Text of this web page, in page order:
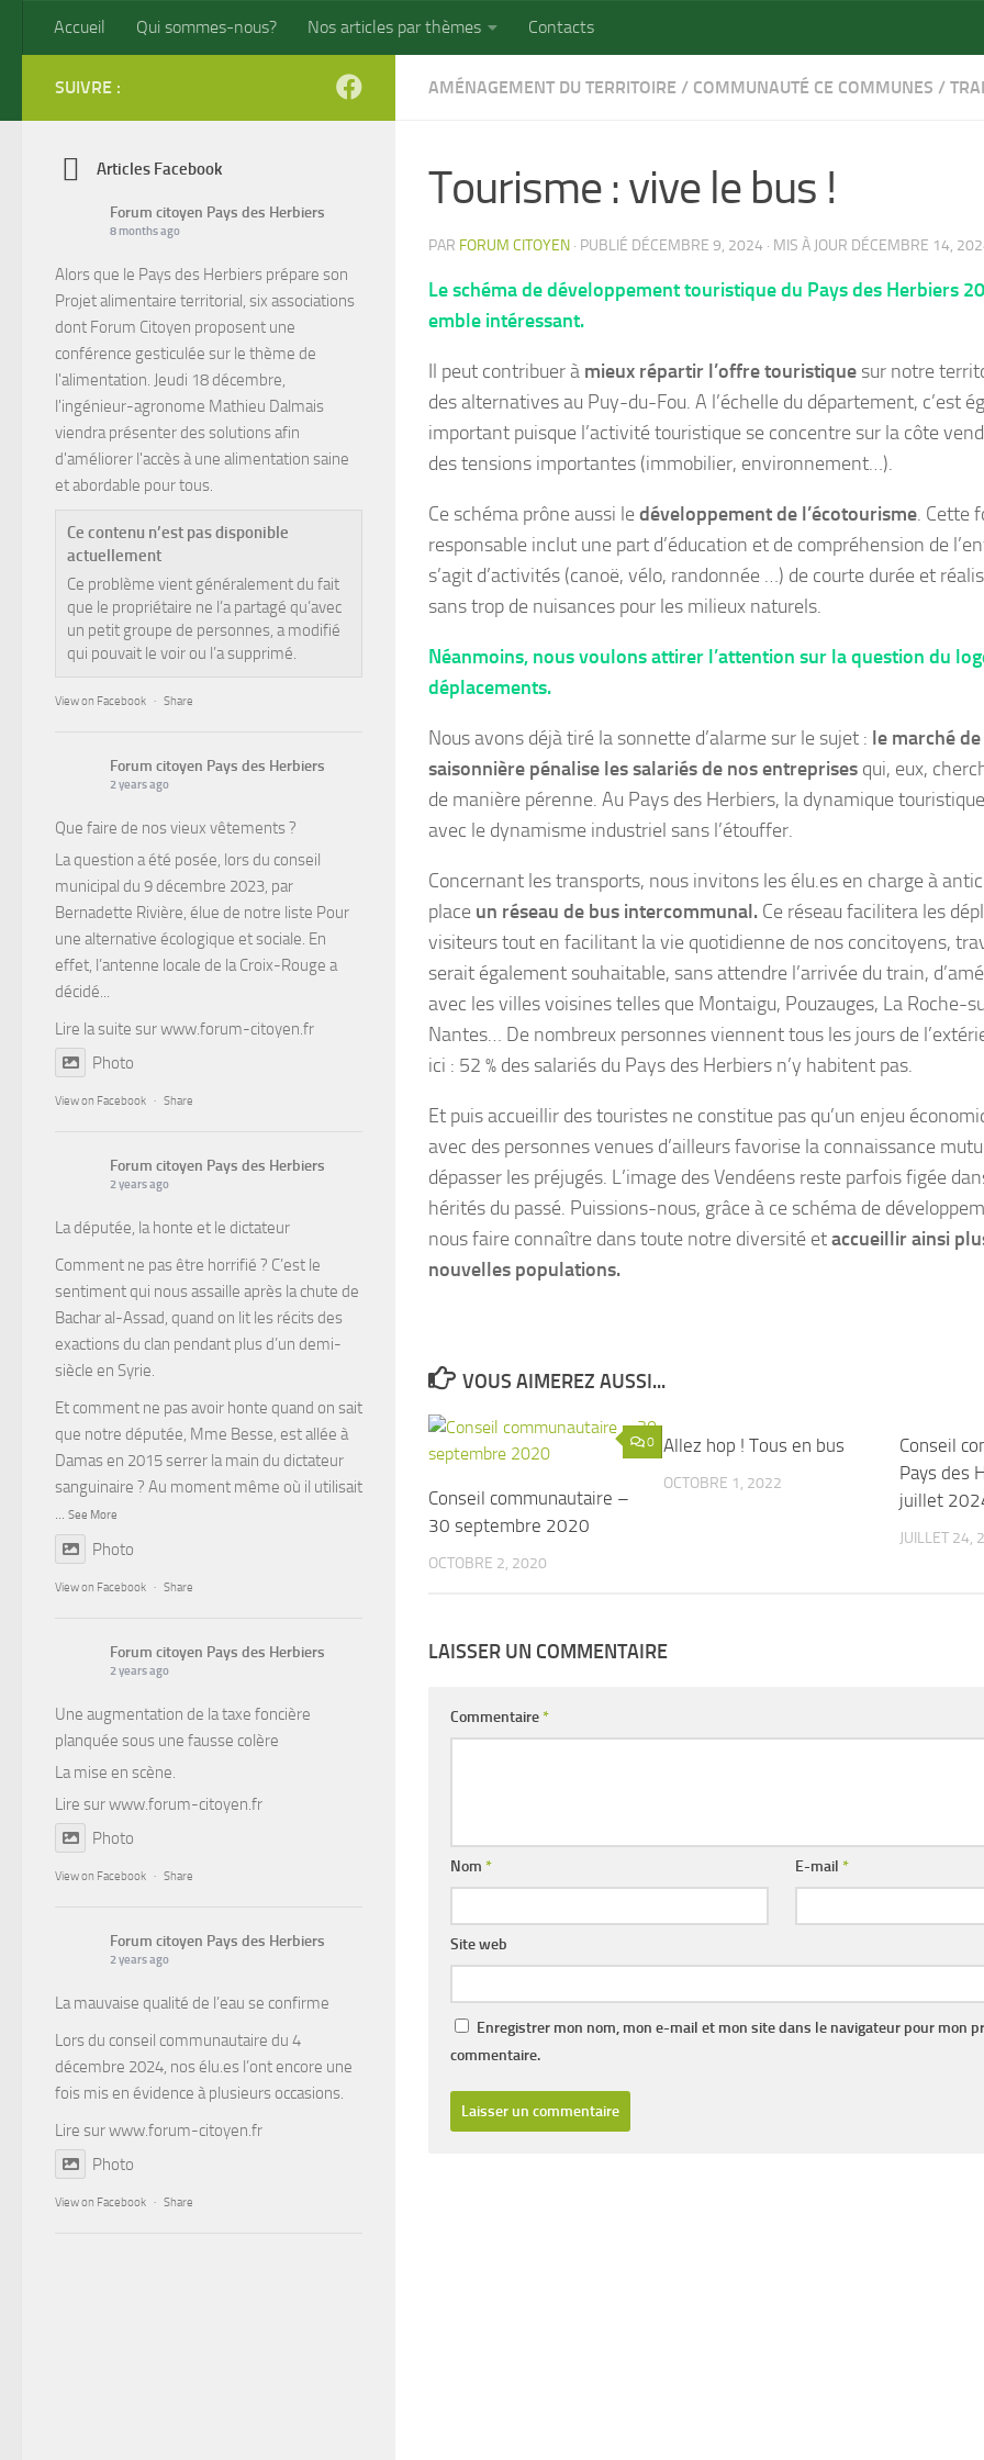
Skip to content
Accueil Qui sommes-nous? Nos articles par thèmes Contacts
AMÉNAGEMENT DU TERRITOIRE / COMMUNAUTÉ CE COMMUNES /
Tourisme : vive le bus !
PAR FORUM CITOYEN · PUBLIÉ DÉCEMBRE 9, 2024 · MIS À JOUR DÉCEMBRE 14,
Le schéma de développement touristique du Pays des Herbiers
emble intéressant.
Il peut contribuer à mieux répartir l’offre touristique sur notre
des alternatives au Puy-du-Fou. A l’échelle du département, c’est
important puisque l’activité touristique se concentre sur la côte
des tensions importantes (immobilier, environnement…).
Ce schéma prône aussi ledéveloppement de l’écotourisme. Cette
responsable inclut une part d’éducation et de compréhension de
s’agit d’activités (canoë, vélo, randonnée …) de courte durée et
sans trop de nuisances pour les milieux naturels.
Néanmoins, nous voulons attirer l’attention sur la question du
déplacements.
Nous avons déjà tiré la sonnette d’alarme sur le sujet : le marché
saisonnière pénalise les salariés de nos entreprises qui, eux,
de manière pérenne. Au Pays des Herbiers, la dynamique
avec le dynamisme industriel sans l’étouffer.
Concernant les transports, nous invitons les élu.es en charge à
place un réseau de bus intercommunal. Ce réseau facilitera les
visiteurs tout en facilitant la vie quotidienne de nos concitoyens,
serait également souhaitable, sans attendre l’arrivée du train,
avec les villes voisines telles que Montaigu, Pouzauges, La Roche-
Nantes… De nombreux personnes viennent tous les jours de
ici : 52 % des salariés du Pays des Herbiers n’y habitent pas.
Et puis accueillir des touristes ne constitue pas qu’un enjeu
avec des personnes venues d’ailleurs favorise la connaissance
dépasser les préjugés. L’image des Vendéens reste parfois figée
hérités du passé. Puissions-nous, grâce à ce schéma de
nous faire connaître dans toute notre diversité etaccueillir ainsi
nouvelles populations.
VOUS AIMEREZ AUSSI...
0
Conseil communautaire –
30 septembre 2020
OCTOBRE 2, 2020
Allez hop ! Tous en bus
OCTOBRE 1, 2022
Conseil
Pays des
juillet
JUILLET 24,
LAISSER UN COMMENTAIRE
Commentaire*
Nom * E-mail*
Site web
Enregistrer mon nom, mon e-mail et mon site dans le navigateur pour mon
commentaire.
SUIVRE :
Articles Facebook
Forum citoyen Pays des Herbiers
8 months ago
Alors que le Pays des Herbiers prépare son
Projet alimentaire territorial, six associations
dont Forum Citoyen proposent une
conférence gesticulée sur le thème de
l'alimentation. Jeudi 18 décembre,
l'ingénieur-agronome Mathieu Dalmais
viendra présenter des solutions afin
d'améliorer l'accès à une alimentation saine
et abordable pour tous.
Ce contenu n’est pas disponible
actuellement
Ce problème vient généralement du fait
que le propriétaire ne l’a partagé qu’avec
un petit groupe de personnes, a modifié
qui pouvait le voir ou l’a supprimé.
View on Facebook · Share
Forum citoyen Pays des Herbiers
2 years ago
Que faire de nos vieux vêtements ?
La question a été posée, lors du conseil
municipal du 9 décembre 2023, par
Bernadette Rivière, élue de notre liste Pour
une alternative écologique et sociale. En
effet, l’antenne locale de la Croix-Rouge a
décidé...
Lire la suite surwww.forum-citoyen.fr
Photo
View on Facebook · Share
Forum citoyen Pays des Herbiers
2 years ago
La députée, la honte et le dictateur
Comment ne pas être horrifié ? C’est le
sentiment qui nous assaille après la chute de
Bachar al-Assad, quand on lit les récits des
exactions du clan pendant plus d’un demi-
siècle en Syrie.
Et comment ne pas avoir honte quand on sait
que notre députée, Mme Besse, est allée à
Damas en 2015 serrer la main du dictateur
sanguinaire ? Au moment même où il utilisait
... See More
Photo
View on Facebook · Share
Forum citoyen Pays des Herbiers
2 years ago
Une augmentation de la taxe foncière
planquée sous une fausse colère
La mise en scène.
Lire surwww.forum-citoyen.fr
Photo
View on Facebook · Share
Forum citoyen Pays des Herbiers
2 years ago
La mauvaise qualité de l’eau se confirme
Lors du conseil communautaire du 4
décembre 2024, nos élu.es l’ont encore une
fois mis en évidence à plusieurs occasions.
Lire surwww.forum-citoyen.fr
Photo
View on Facebook · Share